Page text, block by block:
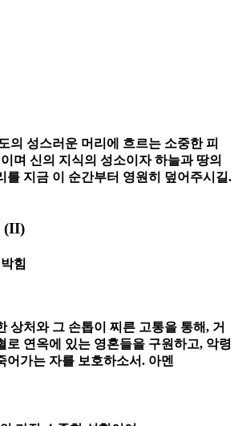
의 성스러운 머리에 흐르는 소중한 피
며 신의 지식의 성소이자 하늘과 땅의
를 지금 이 순간부터 영원히 덮어주시길.
(II)
힘
상처와 그 손톱이 찌른 고통을 통해, 거
로 연옥에 있는 영혼들을 구원하고, 악령
어가는 자를 보호하소서. 아멘